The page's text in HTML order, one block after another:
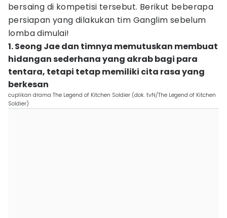
bersaing di kompetisi tersebut. Berikut beberapa
persiapan yang dilakukan tim Ganglim sebelum
lomba dimulai!
1. Seong Jae dan timnya memutuskan membuat
hidangan sederhana yang akrab bagi para
tentara, tetapi tetap memiliki cita rasa yang
berkesan
cuplikan drama The Legend of Kitchen Soldier (dok. tvN/The Legend of Kitchen
Soldier)